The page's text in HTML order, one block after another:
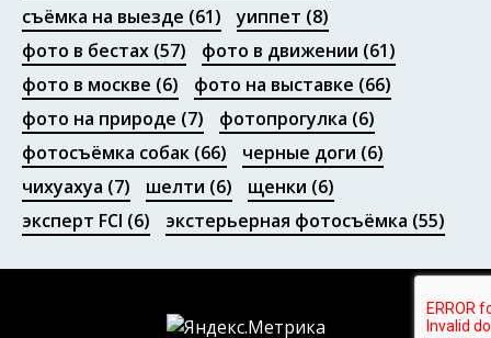
съёмка на выезде (61) уиппет (8)
фото в бестах (57) фото в движении (61)
фото в москве (6) фото на выставке (66)
фото на природе (7) фотопрогулка (6)
фотосъёмка собак (66) черные доги (6)
чихуахуа (7) шелти (6) щенки (6)
эксперт FCI (6) экстерьерная фотосъёмка (55)